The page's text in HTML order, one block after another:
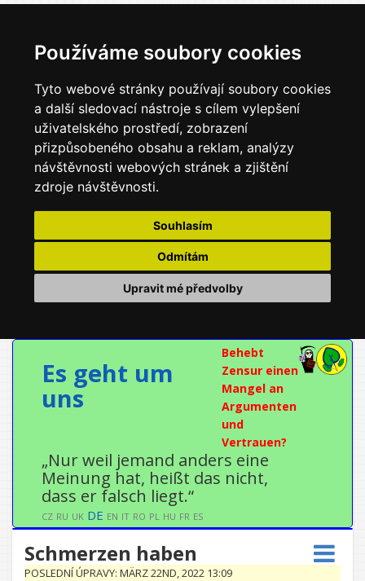
Používáme soubory cookies
Tyto webové stránky používají soubory cookies
a další sledovací nástroje s cílem vylepšení
uživatelského prostředí, zobrazení
přizpůsobeného obsahu a reklam, analýzy
návštěvnosti webových stránek a zjištění
zdroje návštěvnosti.
Souhlasím
Odmítám
Upravit mé předvolby
Es geht um
uns
Behebt
Zensur einen
Mangel an
Argumenten
und
Vertrauen?
„Nur weil jemand anders eine
Meinung hat, heißt das nicht,
dass er falsch liegt.“
CZ RU UK DE EN IT RO PL HU FR ES
Schmerzen haben
POSLEDNÍ ÚPRAVY: MÄRZ 22ND, 2022 13:09